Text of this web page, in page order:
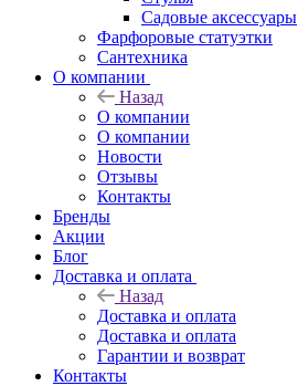
Садовые аксессуары
Фарфоровые статуэтки
Сантехника
О компании
Назад
О компании
О компании
Новости
Отзывы
Контакты
Бренды
Акции
Блог
Доставка и оплата
Назад
Доставка и оплата
Доставка и оплата
Гарантии и возврат
Контакты